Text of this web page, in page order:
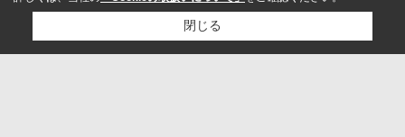
閉じる